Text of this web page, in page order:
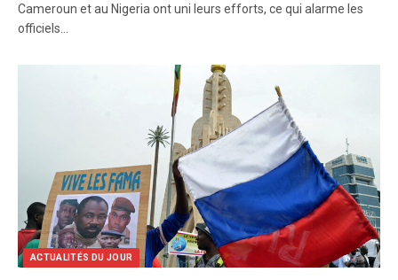
Cameroun et au Nigeria ont uni leurs efforts, ce qui alarme les
officiels…
ACTUALITÉS DU JOUR